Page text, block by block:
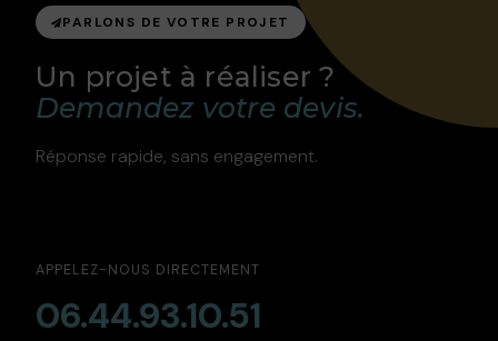
PARLONS DE VOTRE PROJET
Un projet à réaliser ?
Demandez votre devis.
Réponse rapide, sans engagement.
APPELEZ-NOUS DIRECTEMENT
06.44.93.10.51